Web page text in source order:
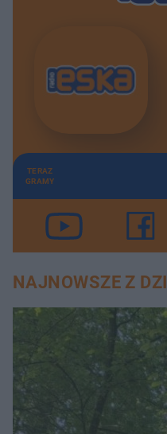
TERAZ
GRAMY
NAJNOWSZE Z